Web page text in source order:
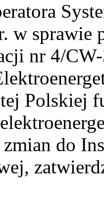
w
nr 4/
Polskiej
do